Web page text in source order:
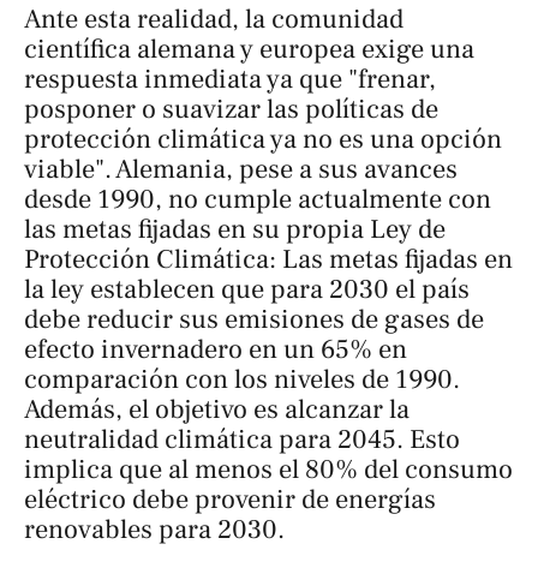
Ante esta realidad, la comunidad
científica alemana y europea exige una
respuesta inmediata ya que "frenar,
posponer o suavizar las políticas de
protección climática ya no es una opción
viable". Alemania, pese a sus avances
desde 1990, no cumple actualmente con
las metas fijadas en su propia Ley de
Protección Climática: Las metas fijadas en
la ley establecen que para 2030 el país
debe reducir sus emisiones de gases de
efecto invernadero en un 65% en
comparación con los niveles de 1990.
Además, el objetivo es alcanzar la
neutralidad climática para 2045. Esto
implica que al menos el 80% del consumo
eléctrico debe provenir de energías
renovables para 2030.